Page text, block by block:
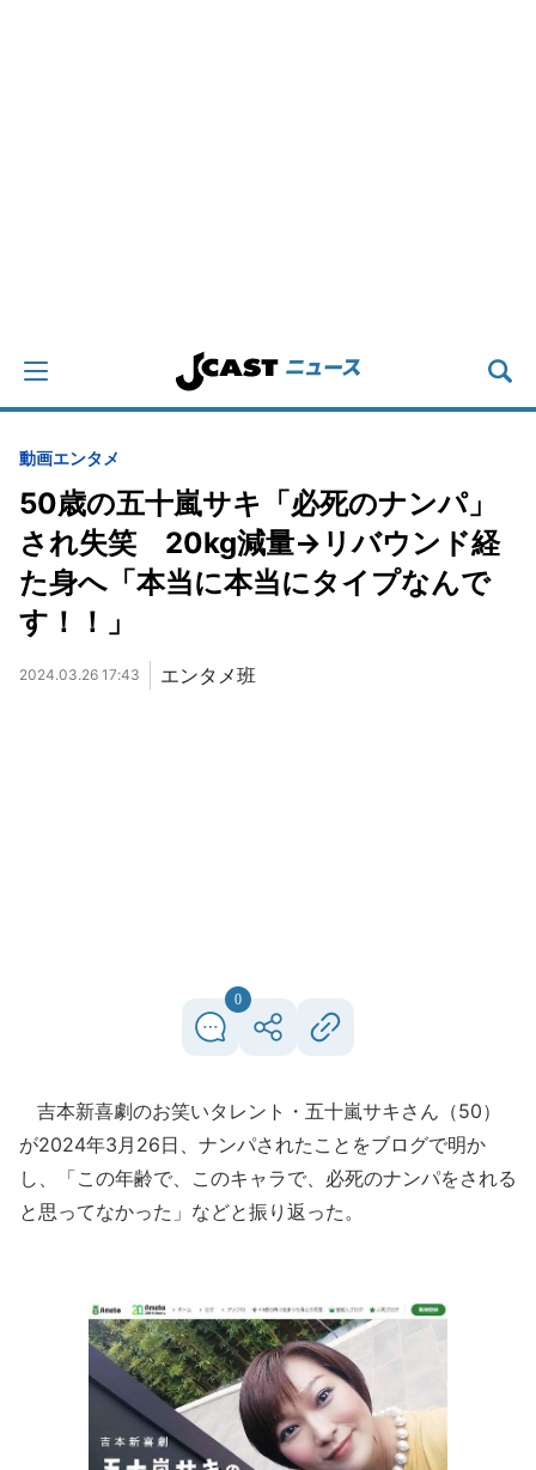
動画エンタメ
50歳の五十嵐サキ「必死のナンパ」
され失笑 20kg減量→リバウンド経
た身へ「本当に本当にタイプなんで
す！！」
2024.03.26 17:43 エンタメ班
0
吉本新喜劇のお笑いタレント・五十嵐サキさん（50）
が2024年3月26日、ナンパされたことをブログで明か
し、「この年齢で、このキャラで、必死のナンパをされる
と思ってなかった」などと振り返った。